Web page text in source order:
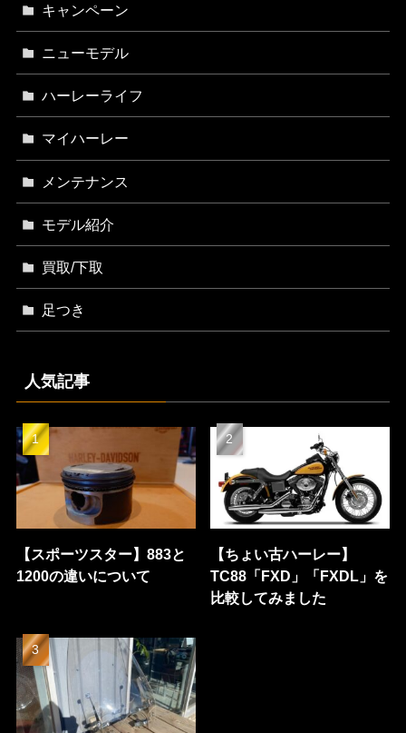
キャンペーン
ニューモデル
ハーレーライフ
マイハーレー
メンテナンス
モデル紹介
買取/下取
足つき
人気記事
【スポーツスター】883と
1200の違いについて
【ちょい古ハーレー】
TC88「FXD」「FXDL」を
比較してみました